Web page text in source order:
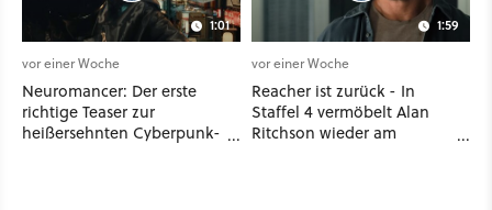
1:01
vor einer Woche
Neuromancer: Der erste
richtige Teaser zur
heißersehnten Cyberpunk-
1:59
vor einer Woche
Reacher ist zurück - In
Staffel 4 vermöbelt Alan
Ritchson wieder am